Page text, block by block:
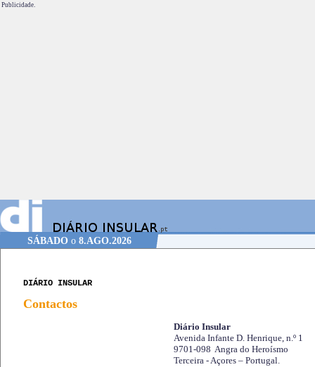
Publicidade.
SÁBADOo 8.AGO.2026
DIÁRIO INSULAR
Contactos
Diário Insular
Avenida Infante D. Henrique, n.º 1
9701-098 Angra do Heroísmo
Terceira - Açores – Portugal.